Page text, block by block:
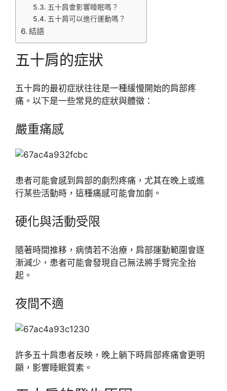
五十肩會影響睡眠嗎？
五十肩可以進行運動嗎？
結語
五十肩的症狀
五十肩的最初症狀往往是一種緩慢開始的肩部疼
痛。以下是一些常見的症狀與體徵：
嚴重痛感
患者可能會感到肩部的劇烈疼痛，尤其在晚上或進
行某些活動時，這種痛感可能會加劇。
硬化與活動受限
隨著時間推移，病情若不治療，肩部運動範圍會逐
漸減少，患者可能會發現自己無法將手臂完全抬
起。
夜間不適
許多五十肩患者反映，晚上躺下時肩部疼痛會更明
顯，影響睡眠質素。